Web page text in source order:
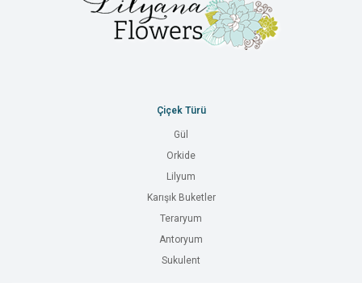
Çiçek Türü
Gül
Orkide
Lilyum
Karışık Buketler
Teraryum
Antoryum
Sukulent